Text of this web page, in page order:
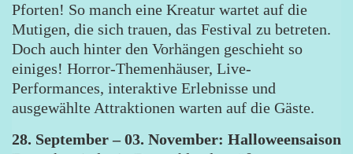
Pforten! So manch eine Kreatur wartet auf die
Mutigen, die sich trauen, das Festival zu betreten.
Doch auch hinter den Vorhängen geschieht so
einiges! Horror-Themenhäuser, Live-
Performances, interaktive Erlebnisse und
ausgewählte Attraktionen warten auf die Gäste.
28. September – 03. November: Halloweensaison